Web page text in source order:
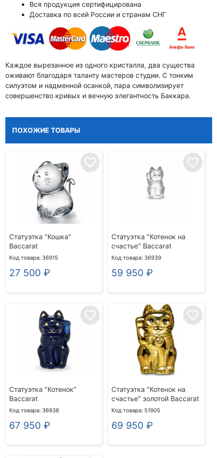
Вся продукция сертифицирована
Доставка по всей России и странам СНГ
Каждое вырезанное из одного кристалла, два существа
оживают благодаря таланту мастеров студии. С тонким
силуэтом и надменной осанкой, пара символизирует
совершенство кривых и вечную элегантность Баккара.
ПОХОЖИЕ ТОВАРЫ
favorite_border
Статуэтка "Кошка"
Baccarat
Код товара: 36915
27 500 ₽
favorite_border
Статуэтка "Котенок на
счастье" Baccarat
Код товара: 36939
59 950 ₽
favorite_border
Статуэтка "Котенок"
Baccarat
Код товара: 36938
67 950 ₽
favorite_border
Статуэтка "Котенок на
счастье" золотой Baccarat
Код товара: 51905
69 950 ₽